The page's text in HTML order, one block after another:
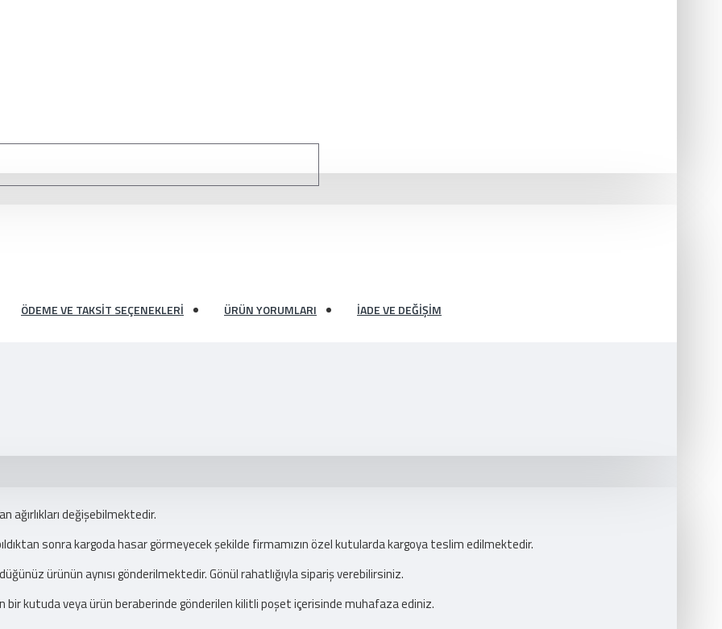
ÖDEME VE TAKSIT SEÇENEKLERI ÜRÜN YORUMLARI İADE VE DEĞIŞIM
ağırlıkları değişebilmektedir.
sonra kargoda hasar görmeyecek şekilde firmamızın özel kutularda kargoya teslim edilmektedir.
ürünün aynısı gönderilmektedir. Gönül rahatlığıyla sipariş verebilirsiniz.
bir kutuda veya ürün beraberinde gönderilen kilitli poşet içerisinde muhafaza ediniz.